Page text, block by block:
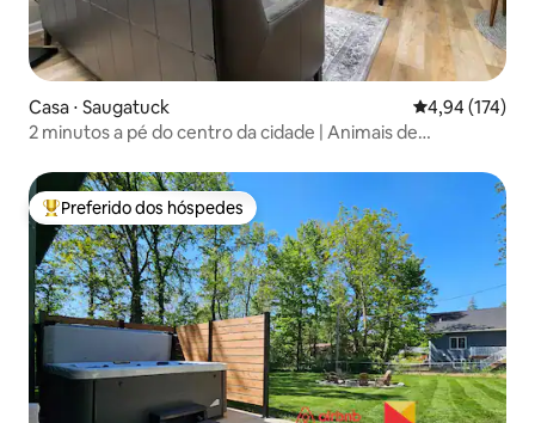
Casa ⋅ Saugatuck 4,94 de uma
4,94 (174)
2 minutos a pé do centro da cidade | Animais de
Entre os melhores preferidos dos hóspedes
Preferido dos hóspedes